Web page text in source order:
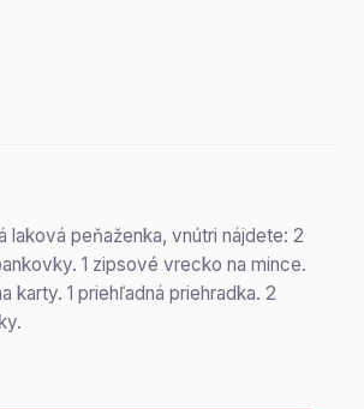
laková peňaženka, vnútri nájdete: 2
1 zipsové vrecko na mince.
karty. 1 priehľadná priehradka. 2